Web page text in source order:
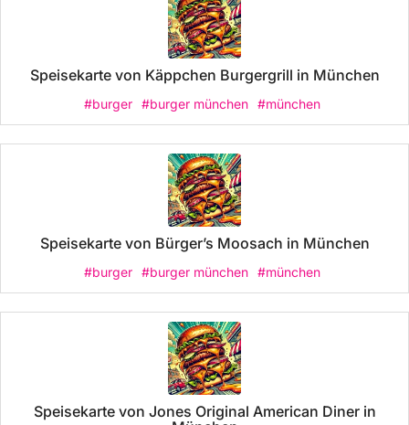
Speisekarte von Käppchen Burgergrill in München
#burger #burger münchen #münchen
Speisekarte von Bürger’s Moosach in München
#burger #burger münchen #münchen
Speisekarte von Jones Original American Diner in